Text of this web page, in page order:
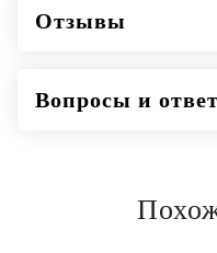
Отзывы
Вопросы и